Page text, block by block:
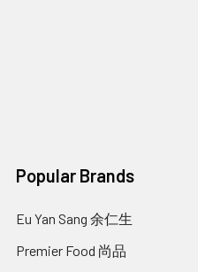
Popular Brands
Eu Yan Sang 余仁生
Premier Food 尚品